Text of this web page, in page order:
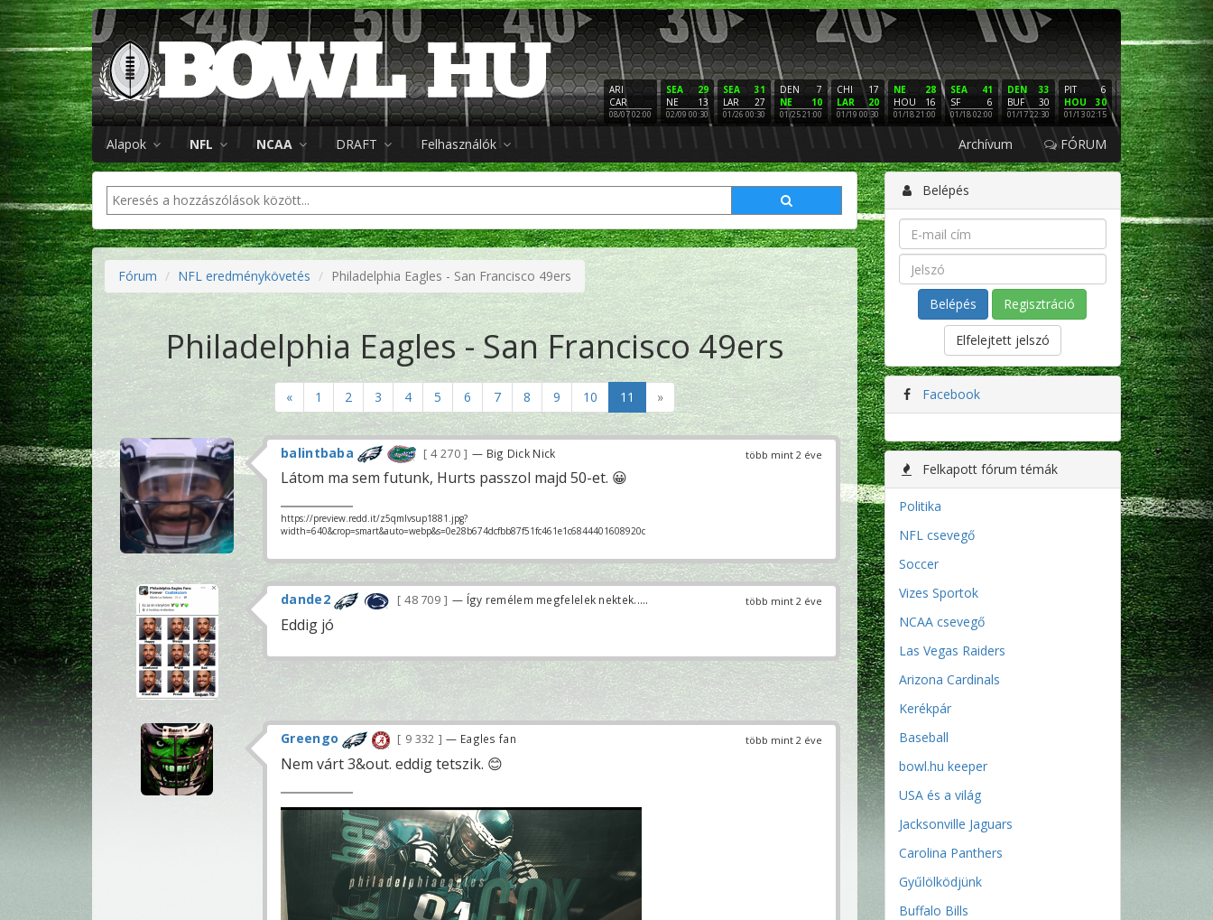
ARI
CAR
08/07 02:00
29
SEA
13
NE
02/09 00:30
31
SEA
27
LAR
01/26 00:30
7
DEN
10
NE
01/25 21:00
17
CHI
20
LAR
01/19 00:30
28
NE
16
HOU
01/18 21:00
41
SEA
6
SF
01/18 02:00
33
DEN
30
BUF
01/17 22:30
6
PIT
30
HOU
01/13 02:15
16
NE
3
LAC
01/12 02:00
PHI
SF
01/11
Alapok NFL NCAA DRAFT Felhasználók Archívum FÓRUM
Fórum NFL eredménykövetés Philadelphia Eagles - San Francisco 49ers
Philadelphia Eagles - San Francisco 49ers
« 1 2 3 4 5 6 7 8 9 10 11 »
több mint 2 éve
balintbaba 4 270 — Big Dick Nick
Látom ma sem futunk, Hurts passzol majd 50-et. 😀
https://preview.redd.it/z5qmlvsup1881.jpg?
width=640&crop=smart&auto=webp&s=0e28b674dcfbb87f51fc461e1c6844401608920c
több mint 2 éve
dande2 48 709 — Így remélem megfelelek nektek.....
Eddig jó
több mint 2 éve
Greengo 9 332 — Eagles fan
Nem várt 3&out. eddig tetszik. 😊
Belépés
Regisztráció
Elfelejtett jelszó
Facebook
Felkapott fórum témák
Politika
NFL csevegő
Soccer
Vizes Sportok
NCAA csevegő
Las Vegas Raiders
Arizona Cardinals
Kerékpár
Baseball
bowl.hu keeper
USA és a világ
Jacksonville Jaguars
Carolina Panthers
Gyűlölködjünk
Buffalo Bills